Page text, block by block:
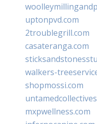
uptonpvd.com
2troublegrill.com
casateranga.com
walkers-
shopmossi.com
mxpwellness.com